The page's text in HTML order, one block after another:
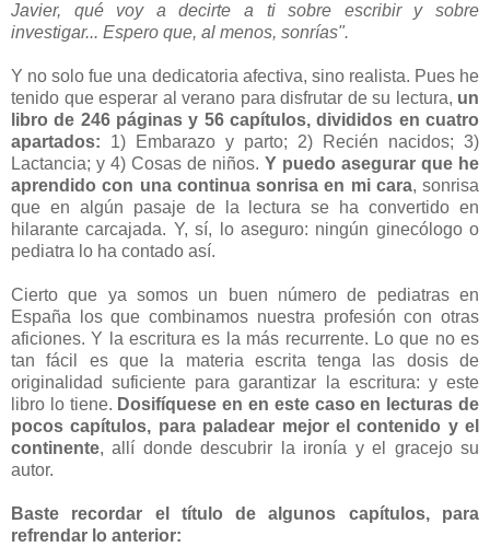
Javier, qué voy a decirte a ti sobre escribir y sobre
investigar... Espero que, al menos, sonrías".
Y no solo fue una dedicatoria afectiva, sino realista. Pues he
tenido que esperar al verano para disfrutar de su lectura, un
libro de 246 páginas y 56 capítulos, divididos en cuatro
apartados: 1) Embarazo y parto; 2) Recién nacidos; 3)
Lactancia; y 4) Cosas de niños. Y puedo asegurar que he
aprendido con una continua sonrisa en mi cara, sonrisa
que en algún pasaje de la lectura se ha convertido en
hilarante carcajada. Y, sí, lo aseguro: ningún ginecólogo o
pediatra lo ha contado así.
Cierto que ya somos un buen número de pediatras en
España los que combinamos nuestra profesión con otras
aficiones. Y la escritura es la más recurrente. Lo que no es
tan fácil es que la materia escrita tenga las dosis de
originalidad suficiente para garantizar la escritura: y este
libro lo tiene. Dosifíquese en en este caso en lecturas de
pocos capítulos, para paladear mejor el contenido y el
continente, allí donde descubrir la ironía y el gracejo su
autor.
Baste recordar el título de algunos capítulos, para
refrendar lo anterior: